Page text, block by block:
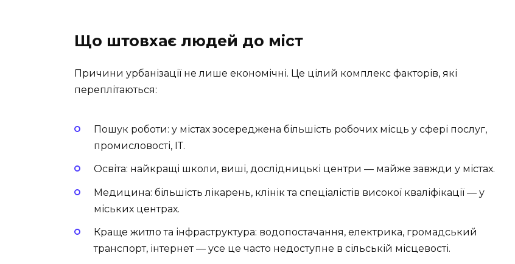
Що штовхає людей до міст
Причини урбанізації не лише економічні. Це цілий комплекс факторів, які
переплітаються:
Пошук роботи: у містах зосереджена більшість робочих місць у сфері послуг,
промисловості, ІТ.
Освіта: найкращі школи, виші, дослідницькі центри — майже завжди у містах.
Медицина: більшість лікарень, клінік та спеціалістів високої кваліфікації — у
міських центрах.
Краще житло та інфраструктура: водопостачання, електрика, громадський
транспорт, інтернет — усе це часто недоступне в сільській місцевості.